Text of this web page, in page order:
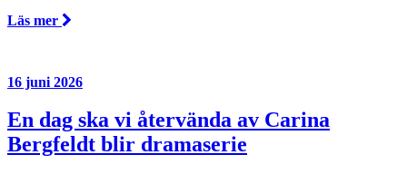
Läs mer
16 juni 2026
En dag ska vi återvända av Carina
Bergfeldt blir dramaserie